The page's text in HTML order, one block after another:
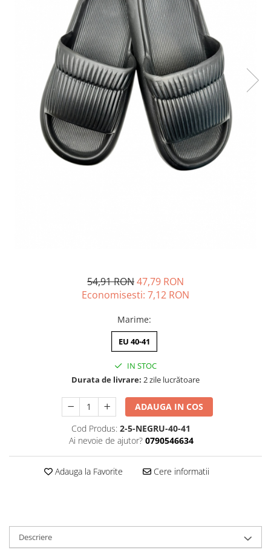
54,91 RON47,79 RON
Economisesti: 7,12 RON
Marime:
EU 40-41
IN STOC
Durata de livrare: 2 zile lucrătoare
ADAUGA IN COS
Cod Produs: 2-5-NEGRU-40-41
Ai nevoie de ajutor? 0790546634
Adauga la Favorite Cere informatii
Descriere